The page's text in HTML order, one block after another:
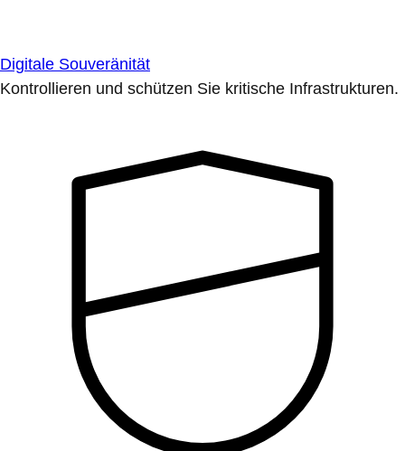
Digitale Souveränität
Kontrollieren und schützen Sie kritische Infrastrukturen.